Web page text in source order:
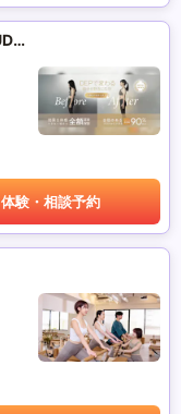
ピラティススタジオ デップ (PILATESSTUDIO DEP)
体験・相談予約